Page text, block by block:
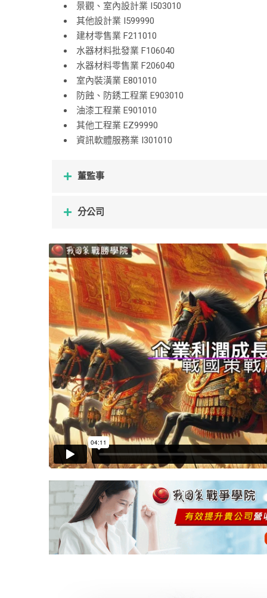
景觀、室內設計業 I503010
其他設計業 I599990
建材零售業 F211010
水器材料批發業 F106040
水器材料零售業 F206040
室內裝潢業 E801010
防蝕、防銹工程業 E903010
油漆工程業 E901010
其他工程業 EZ99990
資訊軟體服務業 I301010
董監事
分公司